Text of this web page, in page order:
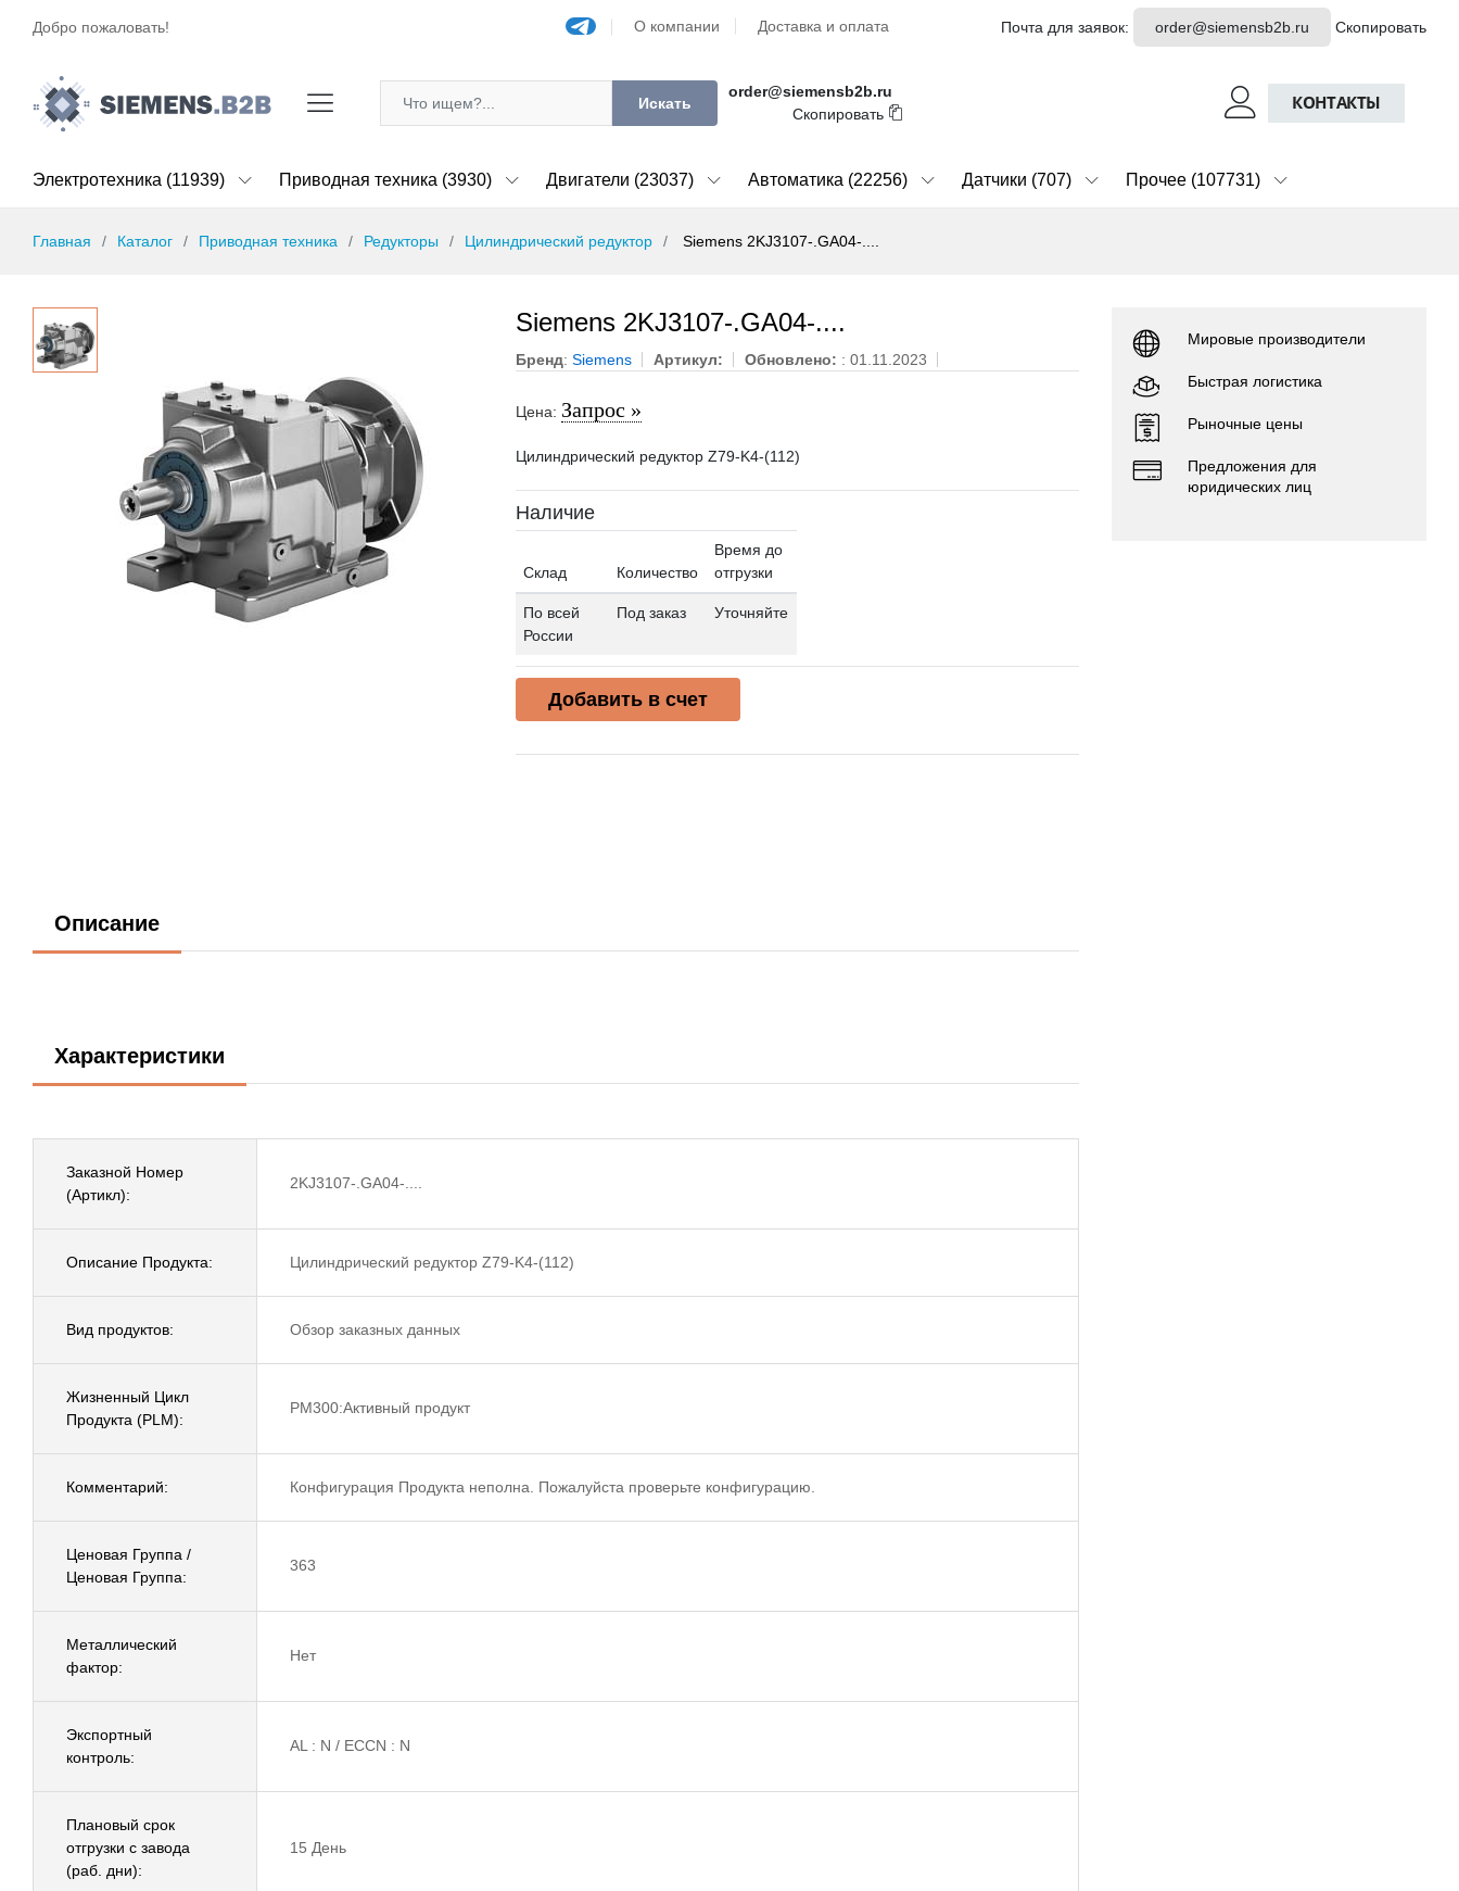
Добро пожаловать! О компании Доставка и оплата Почта для заявок: order@siemensb2b.ru Скопировать
Искать
order@siemensb2b.ru
Скопировать
КОНТАКТЫ
Электротехника (11939) Приводная техника (3930) Двигатели (23037) Автоматика (22256) Датчики (707) Прочее (107731)
Главная Каталог Приводная техника Редукторы Цилиндрический редуктор Siemens 2KJ3107-.GA04-....
Siemens 2KJ3107-.GA04-....
Бренд: Siemens Артикул: Обновлено: : 01.11.2023
Цена: Запрос »
Цилиндрический редуктор Z79-K4-(112)
Наличие
Склад Количество
Время до
отгрузки
По всей
России
Под заказ Уточняйте
Добавить в счет
Описание
Характеристики
Заказной Номер
(Артикл):
2KJ3107-.GA04-....
Описание Продукта: Цилиндрический редуктор Z79-K4-(112)
Вид продуктов: Обзор заказных данных
Жизненный Цикл
Продукта (PLM):
PM300:Активный продукт
Комментарий: Конфигурация Продукта неполна. Пожалуйста проверьте конфигурацию.
Ценовая Группа /
Ценовая Группа:
363
Металлический
фактор:
Нет
Экспортный
контроль:
AL : N / ECCN : N
Плановый срок
отгрузки с завода
(раб. дни):
15 День
Мировые производители
Быстрая логистика
Рыночные цены
Предложения для
юридических лиц